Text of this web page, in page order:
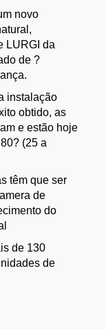
novo
LURGI da
de ?
instalação
obtido, as
e estão hoje
(25 a
têm que ser
de
do
de 130
de